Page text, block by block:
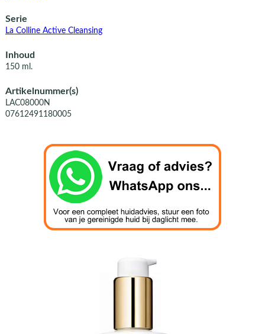
Serie
La Colline Active Cleansing
Inhoud
150 ml.
Artikelnummer(s)
LAC08000N
07612491180005